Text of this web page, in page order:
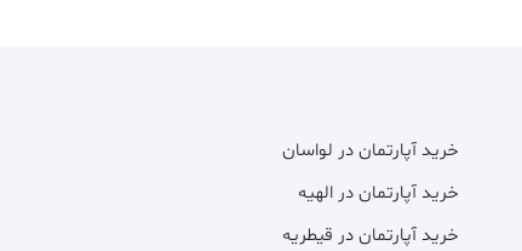
خرید آپارتمان در لواسان
خرید آپارتمان در الهیه
خرید آپارتمان در قیطریه